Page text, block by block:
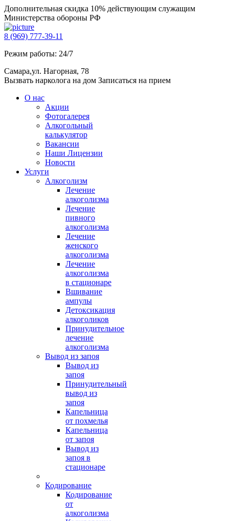
Дополнительная скидка 10% действующим служащим
Министерства обороны РФ
8 (969) 777-39-11
Режим работы: 24/7
Самара,ул. Нагорная, 78
Вызвать нарколога на дом Записаться на прием
О нас
Акции
Фотогалерея
Алкогольный
калькулятор
Вакансии
Наши Лицензии
Новости
Услуги
Алкоголизм
Лечение
алкоголизма
Лечение
пивного
алкоголизма
Лечение
женского
алкоголизма
Лечение
алкоголизма
в стационаре
Вшивание
ампулы
Детоксикация
алкоголиков
Принудительное
лечение
алкоголизма
Вывод из запоя
Вывод из
запоя
Принудительный
вывод из
запоя
Капельница
от похмелья
Капельница
от запоя
Вывод из
запоя в
стационаре
Кодирование
Кодирование
от
алкоголизма